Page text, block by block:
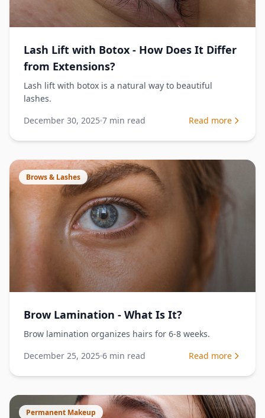
Lash Lift with Botox - How Does It Differ
from Extensions?
Lash lift with botox is a natural way to beautiful
lashes.
December 30, 2025 7 min read Read more
Brows & Lashes
Brow Lamination - What Is It?
Brow lamination organizes hairs for 6-8 weeks.
December 25, 2025 6 min read Read more
Permanent Makeup